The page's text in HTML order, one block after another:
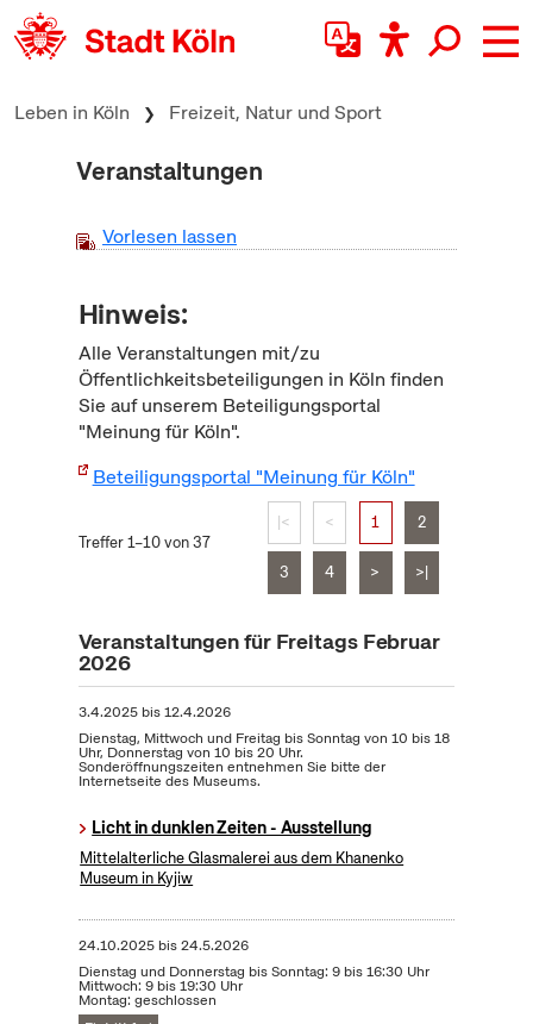
zum Inhalt springen
Leben in Köln Freizeit, Natur und Sport
Veranstaltungen
Vorlesen lassen
Hinweis:
Alle Veranstaltungen mit/zu
Öffentlichkeitsbeteiligungen in Köln finden
Sie auf unserem Beteiligungsportal
"Meinung für Köln".
Beteiligungsportal "Meinung für Köln"
Treffer 1–10 von 37
|< < 1 2
3 4 > >|
Veranstaltungen für Freitags Februar
2026
3.4.2025bis12.4.2026
Dienstag, Mittwoch und Freitag bis Sonntag von 10 bis 18
Uhr, Donnerstag von 10 bis 20 Uhr.
Sonderöffnungszeiten entnehmen Sie bitte der
Internetseite des Museums.
Licht in dunklen Zeiten - Ausstellung
Mittelalterliche Glasmalerei aus dem Khanenko
Museum in Kyjiw
24.10.2025bis24.5.2026
Dienstag und Donnerstag bis Sonntag: 9 bis 16:30 Uhr
Mittwoch: 9 bis 19:30 Uhr
Montag: geschlossen